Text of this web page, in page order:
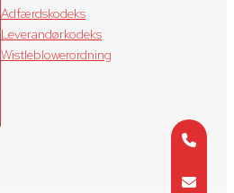
Adfærdskodeks
Leverandørkodeks
Wistleblowerordning